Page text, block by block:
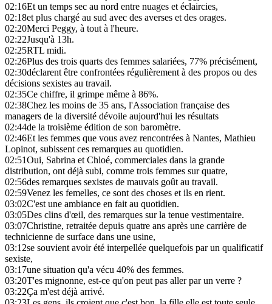
02:16Et un temps sec au nord entre nuages et éclaircies,
02:18et plus chargé au sud avec des averses et des orages.
02:20Merci Peggy, à tout à l'heure.
02:22Jusqu'à 13h.
02:25RTL midi.
02:26Plus des trois quarts des femmes salariées, 77% précisément,
02:30déclarent être confrontées régulièrement à des propos ou des
décisions sexistes au travail.
02:35Ce chiffre, il grimpe même à 86%.
02:38Chez les moins de 35 ans, l'Association française des
managers de la diversité dévoile aujourd'hui les résultats
02:44de la troisième édition de son baromètre.
02:46Et les femmes que vous avez rencontrées à Nantes, Mathieu
Lopinot, subissent ces remarques au quotidien.
02:51Oui, Sabrina et Chloé, commerciales dans la grande
distribution, ont déjà subi, comme trois femmes sur quatre,
02:56des remarques sexistes de mauvais goût au travail.
02:59Venez les femelles, ce sont des choses et ils en rient.
03:02C'est une ambiance en fait au quotidien.
03:05Des clins d'œil, des remarques sur la tenue vestimentaire.
03:07Christine, retraitée depuis quatre ans après une carrière de
technicienne de surface dans une usine,
03:12se souvient avoir été interpellée quelquefois par un qualificatif
sexiste,
03:17une situation qu'a vécu 40% des femmes.
03:20T'es mignonne, est-ce qu'on peut pas aller par un verre ?
03:22Ça m'est déjà arrivé.